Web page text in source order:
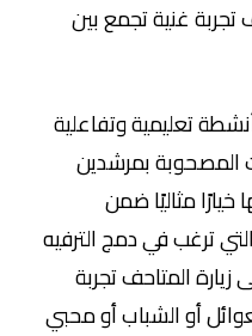
تجربة غنية تجمع بين
تعليمية وتفاعلية
المصحوبة بمرشدين
مثاليًا ضمن
ترغب في دمج الترفيه
زيارة المتاحف تجربة
أو الشباب أو محبي